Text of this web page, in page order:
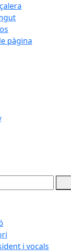
pàgina
i vocals